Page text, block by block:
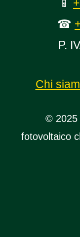
📱
☎
P.
Chi
© 2025
fotovoltaico